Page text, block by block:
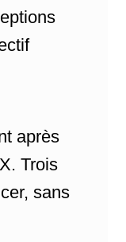
après
Trois
sans